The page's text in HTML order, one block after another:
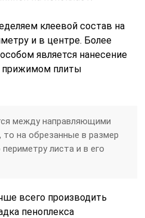
клеевой состав на
и в центре. Более
является нанесение
прижимом плиты
между направляющими
на обрезанные в размер
листа и в его
всего производить
пеноплекса